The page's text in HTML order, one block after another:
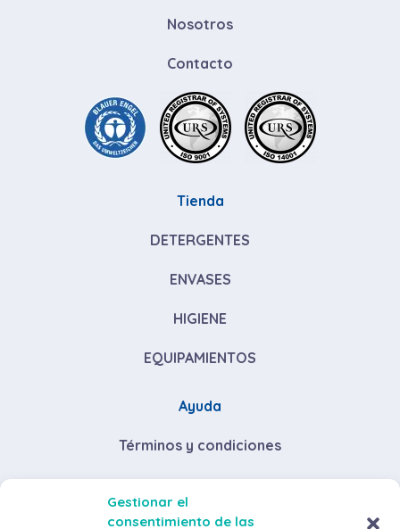
Gestionar el
consentimiento de las
Nosotros
Contacto
Tienda
DETERGENTES
ENVASES
HIGIENE
EQUIPAMIENTOS
Ayuda
Términos y condiciones
Descuentos por volumen de compra
Envíos y devoluciones